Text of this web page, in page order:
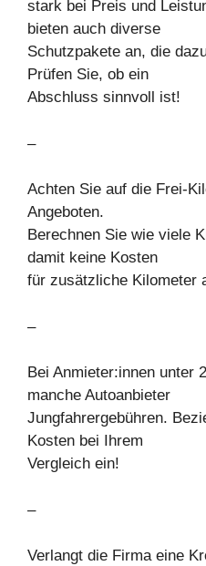
stark bei Preis und
bieten auch diverse
Schutzpakete an, die
Prüfen Sie, ob ein
Abschluss sinnvoll ist!
–
Achten Sie auf die Frei-
Angeboten.
Berechnen Sie wie viele
damit keine Kosten
für zusätzliche Kilometer
–
Bei Anmieter:innen unter
manche Autoanbieter
Jungfahrergebühren.
Kosten bei Ihrem
Vergleich ein!
–
Verlangt die Firma eine